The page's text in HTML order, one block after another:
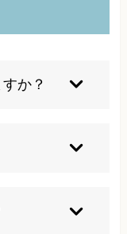
か？
は自然には再
治療や生活習
早期発見・早
方が手術を回
す。ただし、